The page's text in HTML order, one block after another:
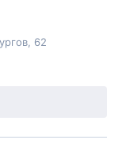
, 62